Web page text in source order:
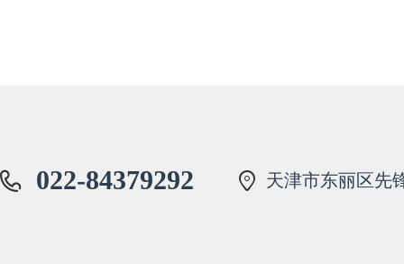
022-84379292 天津市东丽区先